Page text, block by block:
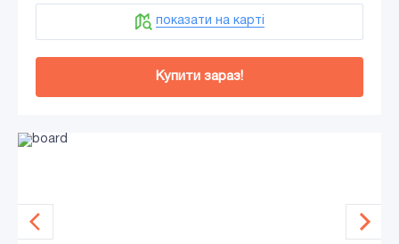
показати на карті
Купити зараз!